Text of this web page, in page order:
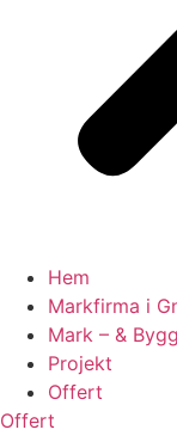
Hem
Markfirma i
Mark – &
Projekt
Offert
Offert